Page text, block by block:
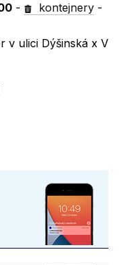
- kontejnery -
v ulici Dýšinská x V